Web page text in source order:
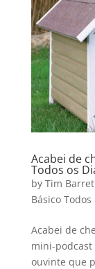
Acabei de
Todos os
by Tim
Básico Todos
Acabei de
mini-
ouvinte que